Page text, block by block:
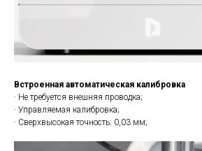
Встроенная автоматическая калибровка
· Не требуется внешняя проводка;
· Управляемая калибровка;
· Сверхвысокая точность: 0,03 мм;